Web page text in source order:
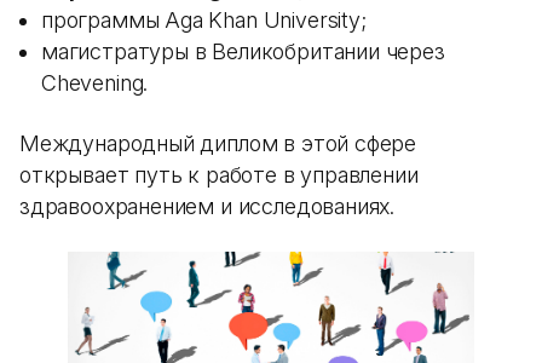
программы Aga Khan University;
магистратуры в Великобритании через
Chevening.
Международный диплом в этой сфере
открывает путь к работе в управлении
здравоохранением и исследованиях.